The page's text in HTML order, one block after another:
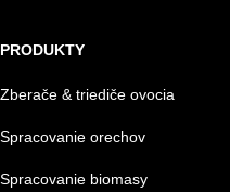
PRODUKTY
Zberače & triediče ovocia
Spracovanie orechov
Spracovanie biomasy